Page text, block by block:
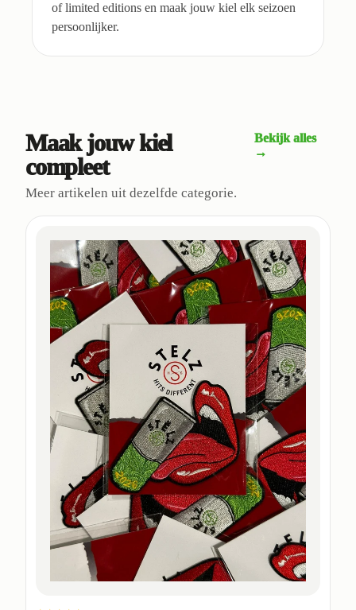
of limited editions en maak jouw kiel elk seizoen
persoonlijker.
Maak jouw kiel
compleet
Meer artikelen uit dezelfde categorie.
Bekijk alles
→